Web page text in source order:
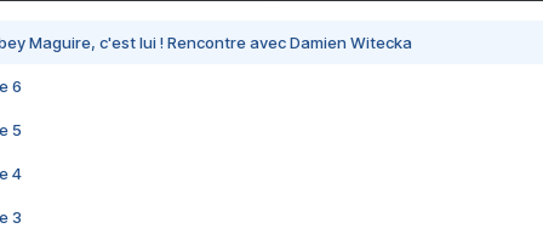
Maguire, c'est lui ! Rencontre avec Damien Witecka
6
5
4
3